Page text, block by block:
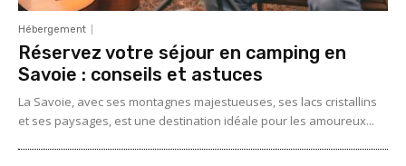
Hébergement
Réservez votre séjour en camping en
Savoie : conseils et astuces
La Savoie, avec ses montagnes majestueuses, ses lacs cristallins
et ses paysages, est une destination idéale pour les amoureux...